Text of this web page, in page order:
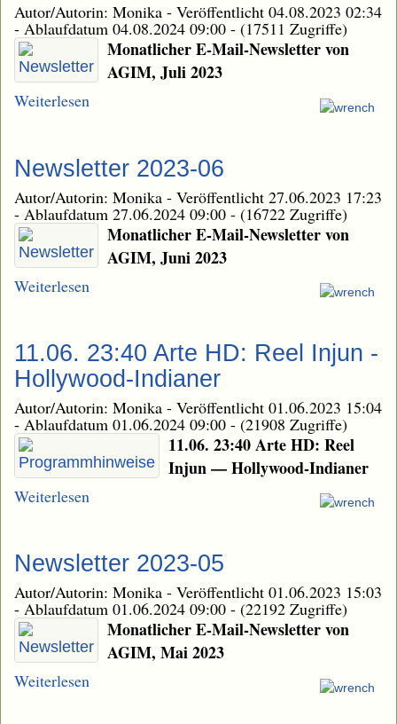
Autor/Autorin: Monika - Veröffentlicht 04.08.2023 02:34
- Ablaufdatum 04.08.2024 09:00 - (17511 Zugriffe)
Monatlicher E-Mail-Newsletter von
AGIM, Juli 2023
Weiterlesen
Newsletter 2023-06
Autor/Autorin: Monika - Veröffentlicht 27.06.2023 17:23
- Ablaufdatum 27.06.2024 09:00 - (16722 Zugriffe)
Monatlicher E-Mail-Newsletter von
AGIM, Juni 2023
Weiterlesen
11.06. 23:40 Arte HD: Reel Injun -
Hollywood-Indianer
Autor/Autorin: Monika - Veröffentlicht 01.06.2023 15:04
- Ablaufdatum 01.06.2024 09:00 - (21908 Zugriffe)
11.06. 23:40 Arte HD: Reel
Injun — Hollywood-Indianer
Weiterlesen
Newsletter 2023-05
Autor/Autorin: Monika - Veröffentlicht 01.06.2023 15:03
- Ablaufdatum 01.06.2024 09:00 - (22192 Zugriffe)
Monatlicher E-Mail-Newsletter von
AGIM, Mai 2023
Weiterlesen